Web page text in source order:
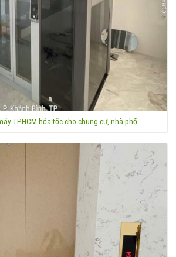
TPHCM hỏa tốc cho chung cư, nhà phố